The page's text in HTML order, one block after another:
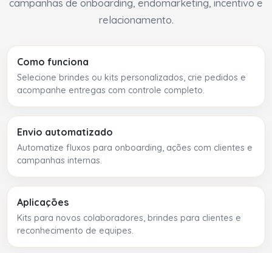
campanhas de onboarding, endomarketing, incentivo e
relacionamento.
Como funciona
Selecione brindes ou kits personalizados, crie pedidos e
acompanhe entregas com controle completo.
Envio automatizado
Automatize fluxos para onboarding, ações com clientes e
campanhas internas.
Aplicações
Kits para novos colaboradores, brindes para clientes e
reconhecimento de equipes.